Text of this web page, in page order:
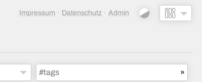
Impressum Datenschutz Admin